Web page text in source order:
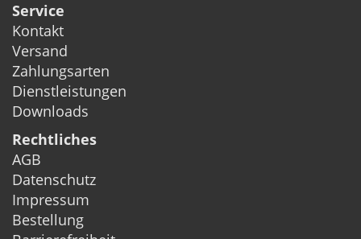
Service
Kontakt
Versand
Zahlungsarten
Dienstleistungen
Downloads
Rechtliches
AGB
Datenschutz
Impressum
Bestellung